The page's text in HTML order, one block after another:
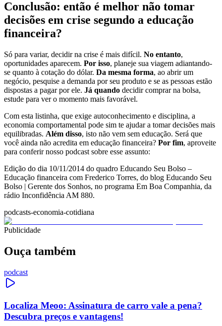
Conclusão: então é melhor não tomar
decisões em crise segundo a educação
financeira?
Só para variar, decidir na crise é mais difícil. No entanto,
oportunidades aparecem. Por isso, planeje sua viagem adiantando-
se quanto à cotação do dólar. Da mesma forma, ao abrir um
negócio, pesquise a demanda por seu produto e se as pessoas estão
dispostas a pagar por ele. Já quando decidir comprar na bolsa,
estude para ver o momento mais favorável.
Com esta listinha, que exige autoconhecimento e disciplina, a
economia comportamental pode sim te ajudar a tomar decisões mais
equilibradas. Além disso, isto não vem sem educação. Será que
você ainda não acredita em educação financeira? Por fim, aproveite
para conferir nosso podcast sobre esse assunto:
Edição do dia 10/11/2014 do quadro Educando Seu Bolso –
Educação financeira com Frederico Torres, do blog Educando Seu
Bolso | Gerente dos Sonhos, no programa Em Boa Companhia, da
rádio Inconfidência AM 880.
podcasts-economia-cotidiana
Publicidade
Ouça também
podcast
Localiza Meoo: Assinatura de carro vale a pena?
Descubra preços e vantagens!